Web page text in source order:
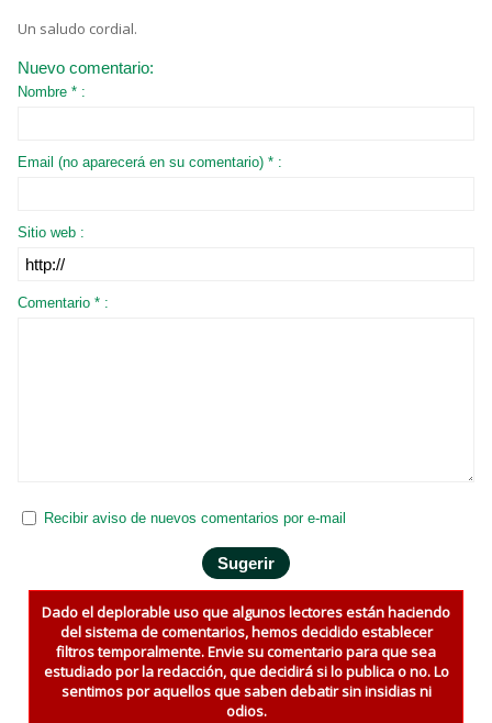
Un saludo cordial.
Nuevo comentario:
Nombre * :
Email (no aparecerá en su comentario) * :
Sitio web :
Comentario * :
Recibir aviso de nuevos comentarios por e-mail
Dado el deplorable uso que algunos lectores están haciendo
del sistema de comentarios, hemos decidido establecer
filtros temporalmente. Envie su comentario para que sea
estudiado por la redacción, que decidirá si lo publica o no. Lo
sentimos por aquellos que saben debatir sin insidias ni
odios.